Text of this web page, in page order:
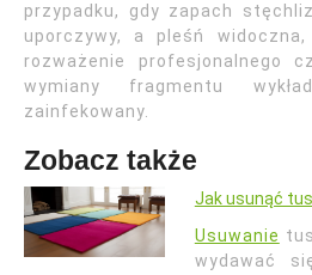
przypadku, gdy zapach
uporczywy, a pleśń
rozważenie profesjonalnego
wymiany fragmentu
zainfekowany.
Zobacz także
Jak usunąć
Usuwanie
wydawać